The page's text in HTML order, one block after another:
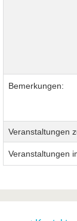
Bemerkungen:
Veranstaltungen
Veranstaltungen